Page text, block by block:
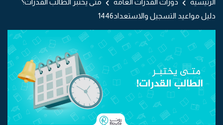
الرئيسية دورات القدرات العامه
متى يختبر الطالب القدرات؟
دليل مواعيد التسجيل والاستعداد1446